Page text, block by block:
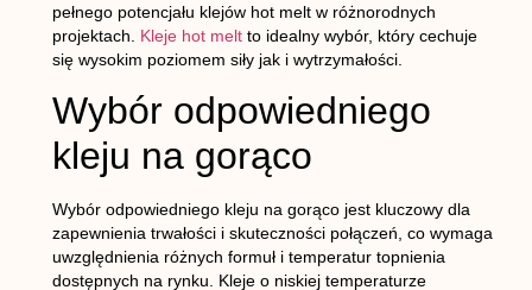
pełnego potencjału klejów hot melt w różnorodnych
projektach. Kleje hot meltto idealny wybór, który cechuje
się wysokim poziomem siły jak i wytrzymałości.
Wybór odpowiedniego
kleju na gorąco
Wybór odpowiedniego kleju na gorąco jest kluczowy dla
zapewnienia trwałości i skuteczności połączeń, co wymaga
uwzględnienia różnych formuł i temperatur topnienia
dostępnych na rynku. Kleje o niskiej temperaturze